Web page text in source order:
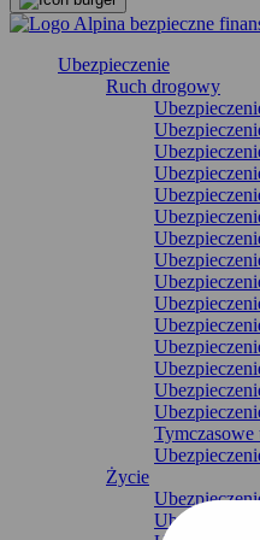
Ubezpieczenie
Ruch drogowy
Tymczasowe
Życie